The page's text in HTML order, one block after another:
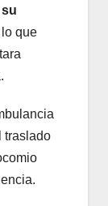
lo que
traslado